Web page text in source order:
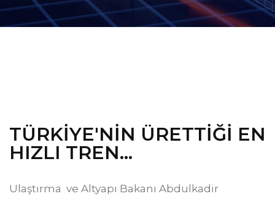
TÜRKİYE'NİN ÜRETTİĞİ EN
HIZLI TREN...
Ulaştırma ve Altyapı Bakanı Abdulkadir